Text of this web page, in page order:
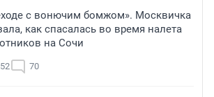
с вонючим бомжом». Москвичка
как спасалась во время налета
на Сочи
70